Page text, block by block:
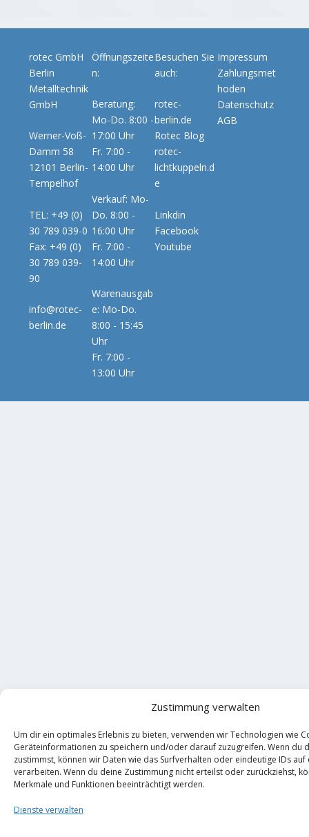
Zustimmung verwalten
Um dir ein optimales Erlebnis zu bieten, verwenden wir Technologien wie
Geräteinformationen zu speichern und/oder darauf zuzugreifen. Wenn du
zustimmst, können wir Daten wie das Surfverhalten oder eindeutige IDs
verarbeiten. Wenn du deine Zustimmung nicht erteilst oder zurückziehst,
Merkmale und Funktionen beeinträchtigt werden.
Dienste verwalten
rotec GmbH
Berlin
Metalltechnik
GmbH
Werner-Voß-
Damm 58
12101 Berlin-
Tempelhof
TEL: +49 (0)
30 789 039-0
Fax: +49 (0)
30 789 039-
90
info@rotec-
berlin.de
Öffnungszeite
n:
Beratung:
Mo-Do. 8:00 -
17:00 Uhr
Fr. 7:00 -
14:00 Uhr
Verkauf: Mo-
Do. 8:00 -
16:00 Uhr
Fr. 7:00 -
14:00 Uhr
Warenausgab
e: Mo-Do.
8:00 - 15:45
Uhr
Fr. 7:00 -
13:00 Uhr
Besuchen Sie
auch:
rotec-
berlin.de
Rotec Blog
rotec-
lichtkuppeln.d
e
Linkdin
Facebook
Youtube
Impressum
Zahlungsmet
hoden
Datenschutz
AGB